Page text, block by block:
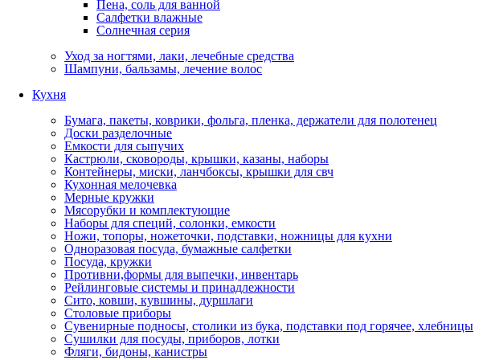
Пена, соль для ванной
Салфетки влажные
Солнечная серия
Уход за ногтями, лаки, лечебные средства
Шампуни, бальзамы, лечение волос
Кухня
Бумага, пакеты, коврики, фольга, пленка, держатели для полотенец
Доски разделочные
Емкости для сыпучих
Кастрюли, сковороды, крышки, казаны, наборы
Контейнеры, миски, ланчбоксы, крышки для свч
Кухонная мелочевка
Мерные кружки
Мясорубки и комплектующие
Наборы для специй, солонки, емкости
Ножи, топоры, ножеточки, подставки, ножницы для кухни
Одноразовая посуда, бумажные салфетки
Посуда, кружки
Противни,формы для выпечки, инвентарь
Рейлинговые системы и принадлежности
Сито, ковши, кувшины, дуршлаги
Столовые приборы
Сувенирные подносы, столики из бука, подставки под горячее, хлебницы
Сушилки для посуды, приборов, лотки
Фляги, бидоны, канистры